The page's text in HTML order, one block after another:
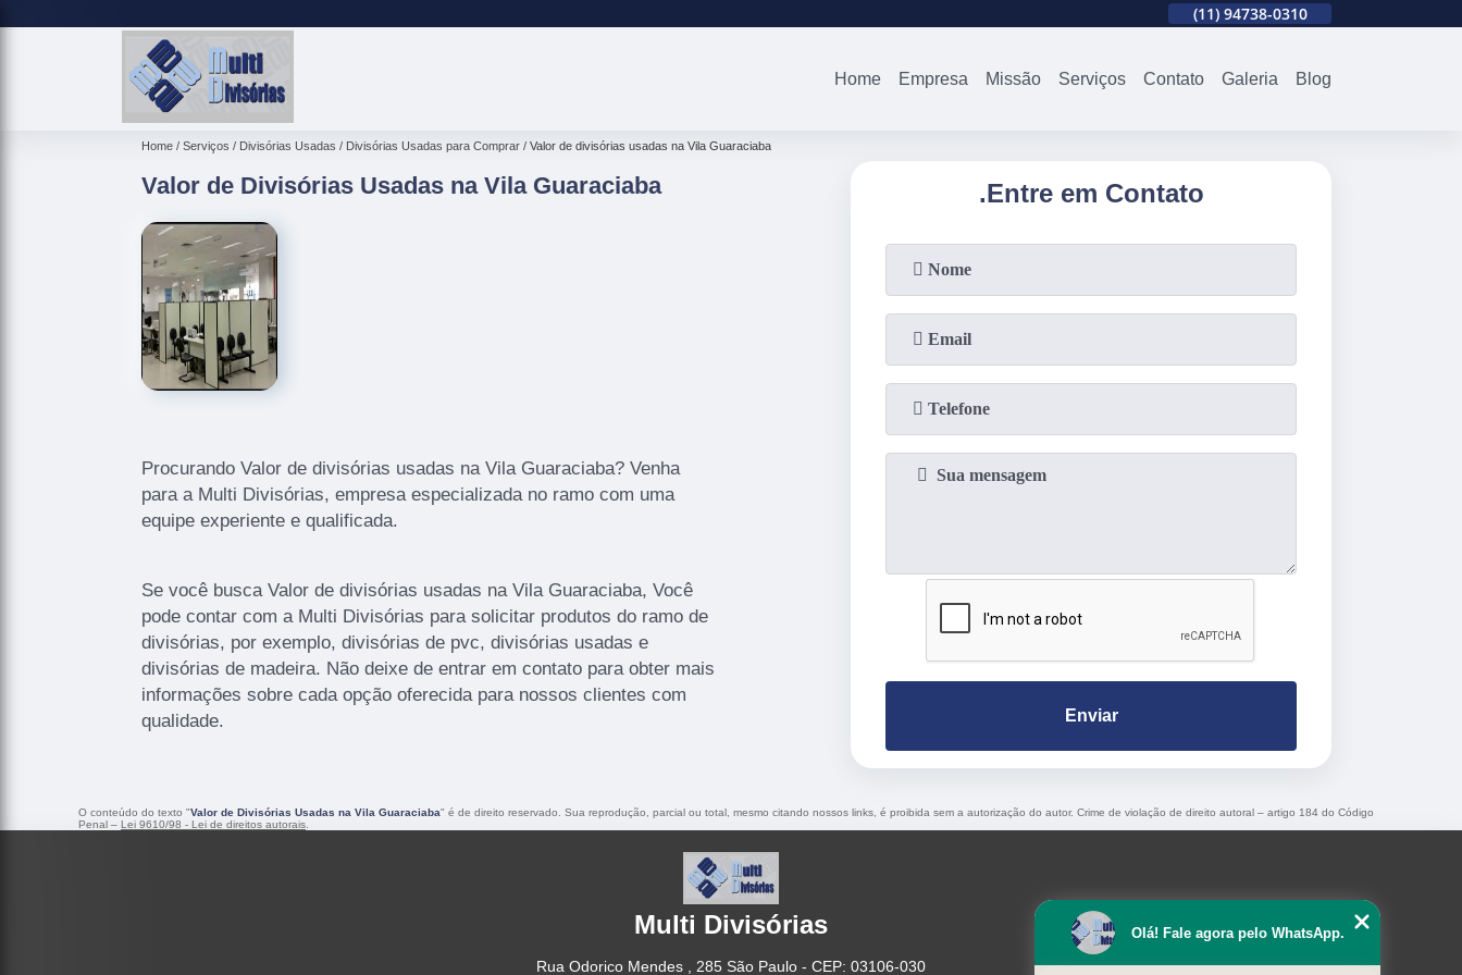
(11) 94738-0310
Home Empresa Missão Serviços Contato Galeria Blog
Home Serviços Divisórias Usadas Divisórias Usadas para Comprar Valor de divisórias usadas na Vila Guaraciaba
Valor de Divisórias Usadas na Vila Guaraciaba
Procurando Valor de divisórias usadas na Vila Guaraciaba? Venha
para a Multi Divisórias, empresa especializada no ramo com uma
equipe experiente e qualificada.
Se você busca Valor de divisórias usadas na Vila Guaraciaba, Você
pode contar com a Multi Divisórias para solicitar produtos do ramo de
divisórias, por exemplo, divisórias de pvc, divisórias usadas e
divisórias de madeira. Não deixe de entrar em contato para obter mais
informações sobre cada opção oferecida para nossos clientes com
qualidade.
.Entre em Contato
Enviar
O conteúdo do texto "Valor de Divisórias Usadas na Vila Guaraciaba" é de direito reservado. Sua reprodução, parcial ou total, mesmo citando nossos links, é proibida sem a autorização do autor. Crime de violação de direito autoral – artigo 184 do Código
Penal – Lei 9610/98 - Lei de direitos autorais
Multi Divisórias
Rua Odorico Mendes , 285 São Paulo - CEP: 03106-030
Olá! Fale agora pelo WhatsApp.